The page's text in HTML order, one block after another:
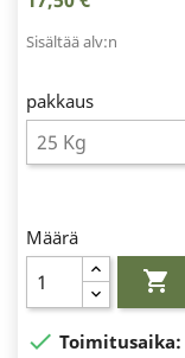
Sisältää alv:n
pakkaus
Määrä

 Toimitusaika: